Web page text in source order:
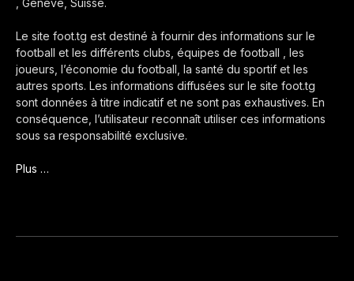
, Genève, Suisse.
Le site foot.tg est destiné à fournir des informations sur le
football et les différents clubs, équipes de football , les
joueurs, l’économie du football, la santé du sportif et les
autres sports. Les informations diffusées sur le site foot.tg
sont données à titre indicatif et ne sont pas exhaustives. En
conséquence, l’utilisateur reconnaît utiliser ces informations
sous sa responsabilité exclusive.
Plus …